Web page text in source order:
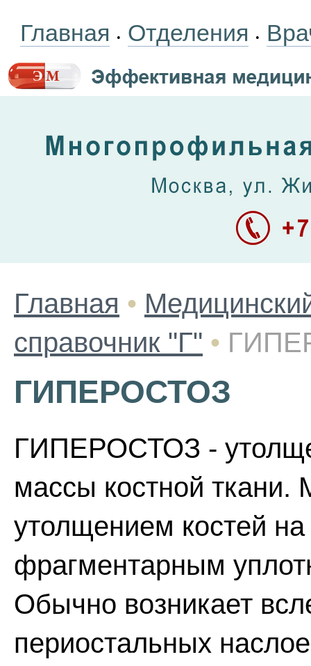
Главная • Отделения •
Главная •
справочник "Г" •
ГИПЕРОСТОЗ
ГИПЕРОСТОЗ -
массы костной ткани.
утолщением костей
фрагментарным
Обычно возникает
периостальных